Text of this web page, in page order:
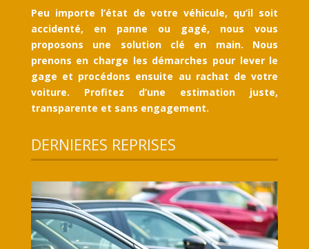
Peu importe l’état de votre véhicule, qu’il soit
accidenté, en panne ou gagé, nous vous
proposons une solution clé en main. Nous
prenons en charge les démarches pour lever le
gage et procédons ensuite au rachat de votre
voiture. Profitez d’une estimation juste,
transparente et sans engagement.
DERNIERES REPRISES